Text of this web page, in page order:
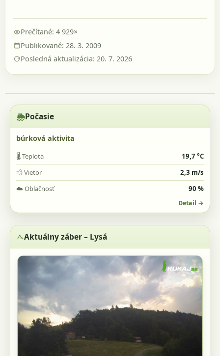
Prečítané: 4 929×
Publikované: 28. 3. 2009
Posledná aktualizácia: 20. 7. 2026
🌦️Počasie
búrková aktivita
🌡️Teplota
19,7 °C
💨Vietor
2,3 m/s
☁️ Oblačnosť 90 %
Detail →
Aktuálny záber – Lysá